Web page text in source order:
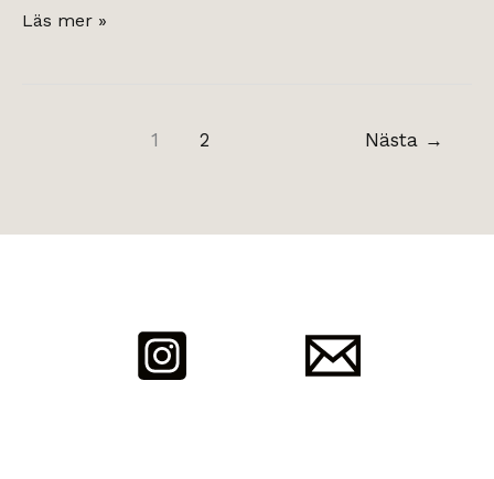
Tumme
Läs mer »
1 2 Nästa →